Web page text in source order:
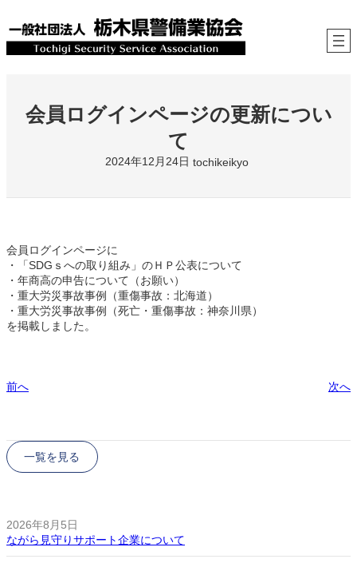
容
を
ス
会員ログインページの更新につい
て
2024年12月24日 tochikeikyo
会員ログインページに
・「SDGｓへの取り組み」のＨＰ公表について
・年商高の申告について（お願い）
・重大労災事故事例（重傷事故：北海道）
・重大労災事故事例（死亡・重傷事故：神奈川県）
を掲載しました。
前へ 次へ
一覧を見る
2026年8月5日
ながら見守りサポート企業について